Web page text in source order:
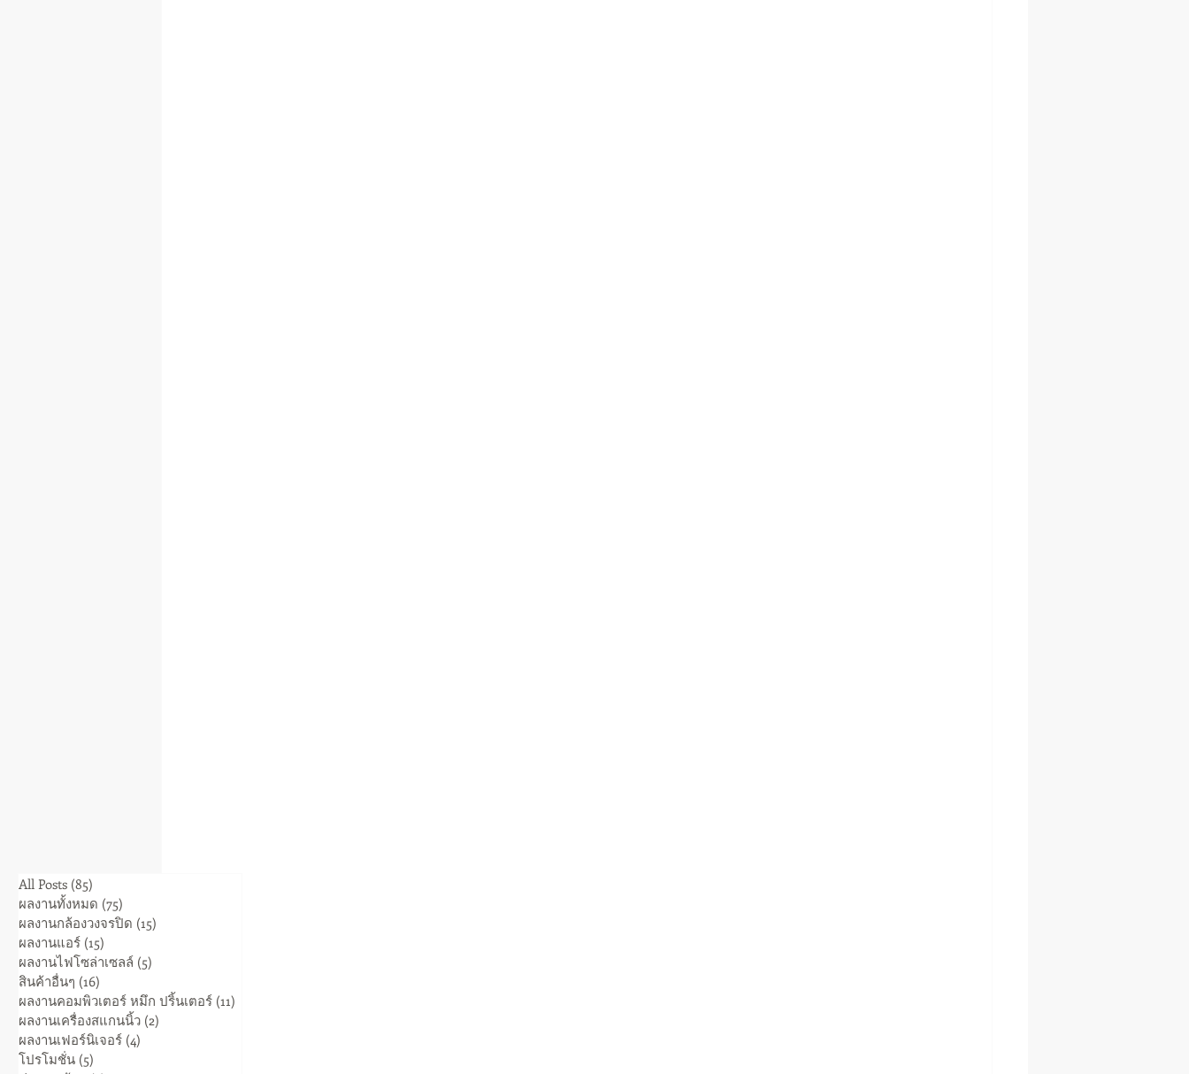
All Posts (85)
ผลงานทั้งหมด (75)
ผลงานกล้องวงจรปิด (15)
ผลงานแอร์ (15)
ผลงานไฟโซล่าเซลล์ (5)
สินค้าอื่นๆ (16)
ผลงานคอมพิวเตอร์ หมึก ปริ้นเตอร์ (11)
ผลงานเครื่องสแกนนิ้ว (2)
ผลงานเฟอร์นิเจอร์ (4)
โปรโมชั่น (5)